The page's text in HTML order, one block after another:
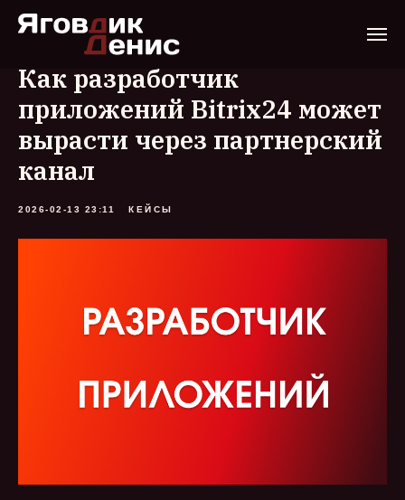
Как разработчик
приложений Bitrix24 может
вырасти через партнерский
канал
2026-02-13 23:11 КЕЙСЫ